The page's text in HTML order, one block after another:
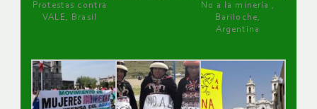
Protestas contra
VALE, Brasil
No a la minería ,
Bariloche,
Argentina